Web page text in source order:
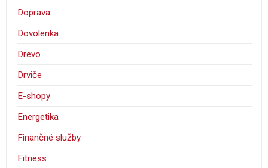
Doprava
Dovolenka
Drevo
Drviče
E-shopy
Energetika
Finančné služby
Fitness